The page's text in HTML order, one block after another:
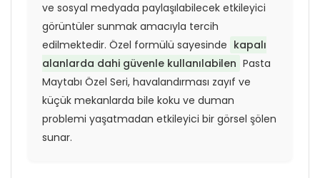
ve sosyal medyada paylaşılabilecek etkileyici
görüntüler sunmak amacıyla tercih
edilmektedir. Özel formülü sayesinde kapalı
alanlarda dahi güvenle kullanılabilen Pasta
Maytabı Özel Seri, havalandırması zayıf ve
küçük mekanlarda bile koku ve duman
problemi yaşatmadan etkileyici bir görsel şölen
sunar.